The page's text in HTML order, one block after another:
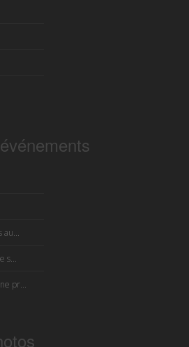
au...
s...
pr...